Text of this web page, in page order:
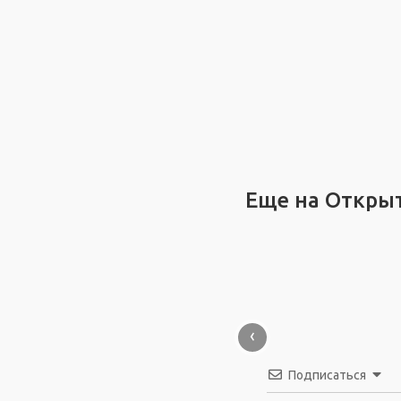
Еще на
‹
Подписаться